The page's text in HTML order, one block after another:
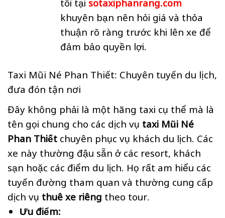
khuyên bạn nên hỏi giá và thỏa
thuận rõ ràng trước khi lên xe để
đảm bảo quyền lợi.
Taxi Mũi Né Phan Thiết: Chuyên tuyến du lịch,
đưa đón tận nơi
Đây không phải là một hãng taxi cụ thể mà là
tên gọi chung cho các dịch vụ taxi Mũi Né
Phan Thiết chuyên phục vụ khách du lịch. Các
xe này thường đậu sẵn ở các resort, khách
sạn hoặc các điểm du lịch. Họ rất am hiểu các
tuyến đường tham quan và thường cung cấp
dịch vụ thuê xe riêng theo tour.
Ưu điểm: